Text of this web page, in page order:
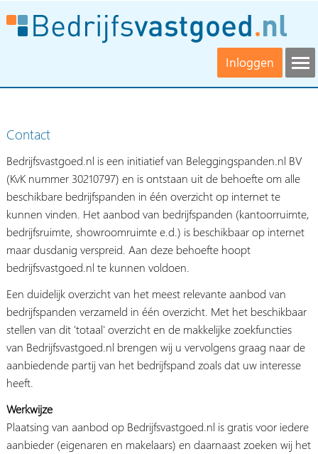
Inloggen
Contact
Bedrijfsvastgoed.nl is een initiatief van Beleggingspanden.nl BV
(KvK nummer 30210797) en is ontstaan uit de behoefte om alle
beschikbare bedrijfspanden in één overzicht op internet te
kunnen vinden. Het aanbod van bedrijfspanden (kantoorruimte,
bedrijfsruimte, showroomruimte e.d.) is beschikbaar op internet
maar dusdanig verspreid. Aan deze behoefte hoopt
bedrijfsvastgoed.nl te kunnen voldoen.
Een duidelijk overzicht van het meest relevante aanbod van
bedrijfspanden verzameld in één overzicht. Met het beschikbaar
stellen van dit 'totaal' overzicht en de makkelijke zoekfuncties
van Bedrijfsvastgoed.nl brengen wij u vervolgens graag naar de
aanbiedende partij van het bedrijfspand zoals dat uw interesse
heeft.
Werkwijze
Plaatsing van aanbod op Bedrijfsvastgoed.nl is gratis voor iedere
aanbieder (eigenaren en makelaars) en daarnaast zoeken wij het